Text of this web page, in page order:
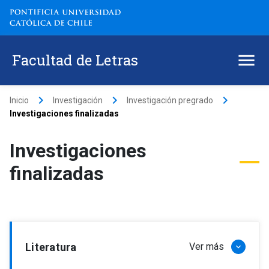
Facultad de Letras
Inicio keyboard_arrow_right Investigación keyboard_arrow_right Investigación pregrado keyboard_arrow_right
Investigaciones finalizadas
Investigaciones
finalizadas
Literatura Ver más keyboard_arrow_down